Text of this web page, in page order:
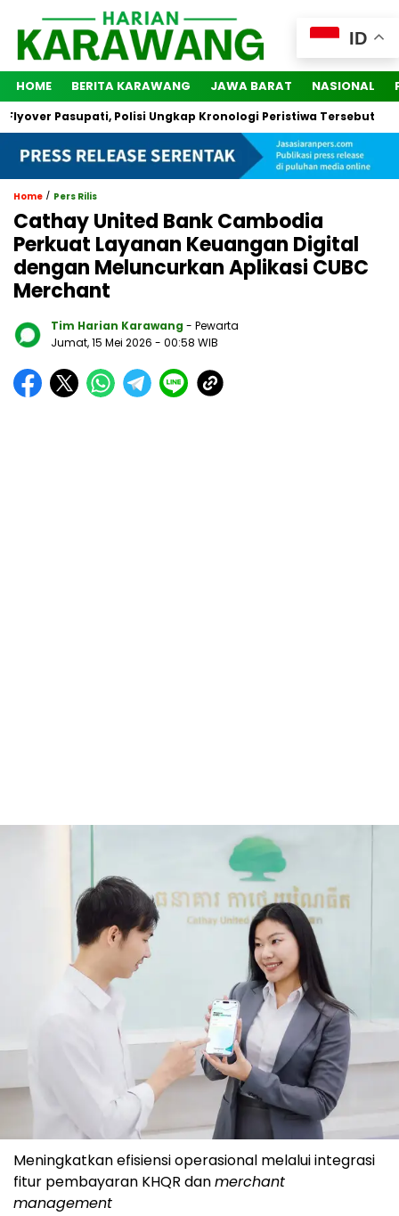
HOME BERITA KARAWANG JAWA BARAT NASIONAL
Pasupati, Polisi Ungkap Kronologi Peristiwa Tersebut
Home / Pers Rilis
Cathay United Bank Cambodia
Perkuat Layanan Keuangan Digital
dengan Meluncurkan Aplikasi CUBC
Merchant
Tim Harian Karawang - Pewarta
Jumat, 15 Mei 2026 - 00:58 WIB
Meningkatkan efisiensi operasional melalui integrasi
fitur pembayaran KHQR danmerchant
management
ID